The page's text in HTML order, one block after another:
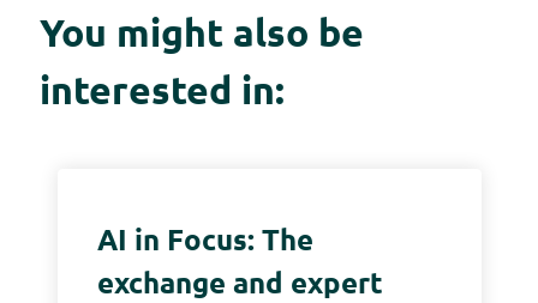
You might also be
interested in:
AI in Focus: The
exchange and expert